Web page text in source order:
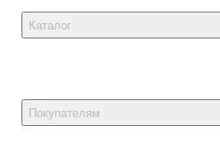
Каталог
Товары для собак
Покупателям